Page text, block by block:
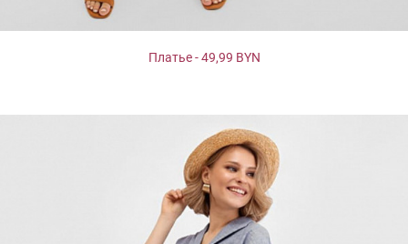
Платье - 49,99 BYN